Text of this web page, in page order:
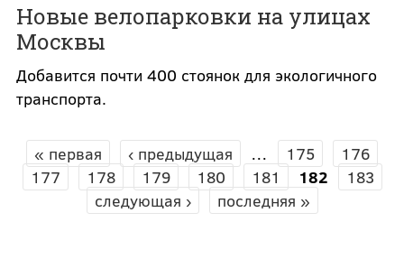
Новые велопарковки на улицах
Москвы
Добавится почти 400 стоянок для экологичного
транспорта.
СТРАНИЦЫ
« первая ‹ предыдущая … 175
176
177
178 179 180 181 182
183
следующая ›
последняя »